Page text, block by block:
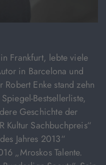
Frankfurt, lebte viele
in Barcelona und
Enke stand zehn
Bestsellerliste,
Geschichte der
Kultur Sachbuchpreis“
Jahres 2013“
„Mroskos Talente.